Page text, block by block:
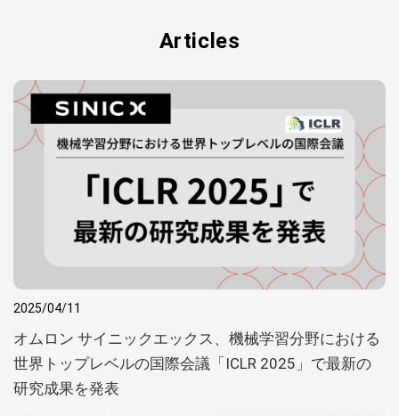
Articles
2025/04/11
オムロン サイニックエックス、機械学習分野における
世界トップレベルの国際会議「ICLR 2025」で最新の
研究成果を発表